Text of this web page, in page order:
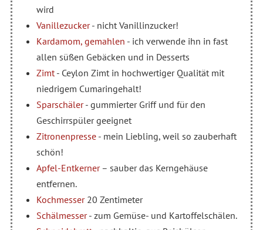
wird
Vanillezucker- nicht Vanillinzucker!
Kardamom, gemahlen - ich verwende ihn in fast
allen süßen Gebäcken und in Desserts
Zimt- Ceylon Zimt in hochwertiger Qualität mit
niedrigem Cumaringehalt!
Sparschäler- gummierter Griff und für den
Geschirrspüler geeignet
Zitronenpresse- mein Liebling, weil so zauberhaft
schön!
Apfel-Entkerner– sauber das Kerngehäuse
entfernen.
Kochmesser20 Zentimeter
Schälmesser- zum Gemüse- und Kartoffelschälen.